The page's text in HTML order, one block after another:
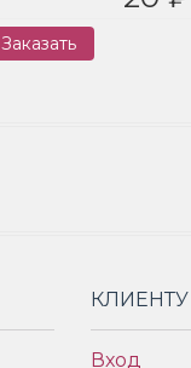
Заказать
КЛИЕНТУ
Вход